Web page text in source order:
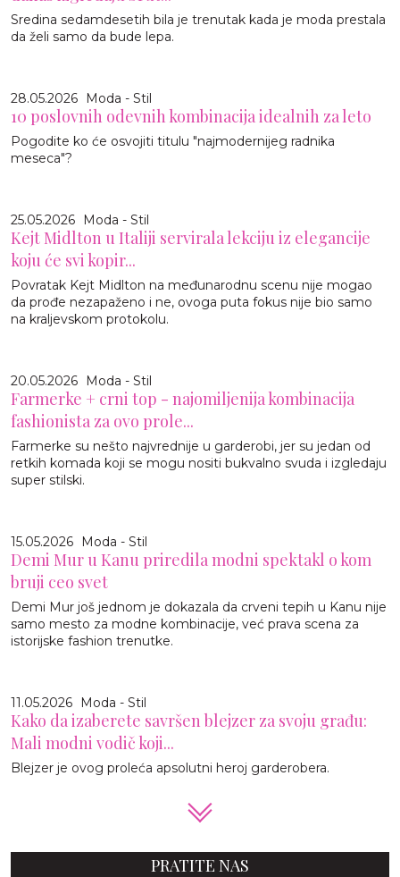
Sredina sedamdesetih bila je trenutak kada je moda prestala
da želi samo da bude lepa.
28.05.2026 Moda - Stil
10 poslovnih odevnih kombinacija idealnih za leto
Pogodite ko će osvojiti titulu "najmodernijeg radnika
meseca"?
25.05.2026 Moda - Stil
Kejt Midlton u Italiji servirala lekciju iz elegancije
koju će svi kopir...
Povratak Kejt Midlton na međunarodnu scenu nije mogao
da prođe nezapaženo i ne, ovoga puta fokus nije bio samo
na kraljevskom protokolu.
20.05.2026 Moda - Stil
Farmerke + crni top - najomiljenija kombinacija
fashionista za ovo prole...
Farmerke su nešto najvrednije u garderobi, jer su jedan od
retkih komada koji se mogu nositi bukvalno svuda i izgledaju
super stilski.
15.05.2026 Moda - Stil
Demi Mur u Kanu priredila modni spektakl o kom
bruji ceo svet
Demi Mur još jednom je dokazala da crveni tepih u Kanu nije
samo mesto za modne kombinacije, već prava scena za
istorijske fashion trenutke.
11.05.2026 Moda - Stil
Kako da izaberete savršen blejzer za svoju građu:
Mali modni vodič koji...
Blejzer je ovog proleća apsolutni heroj garderobera.
PRATITE NAS